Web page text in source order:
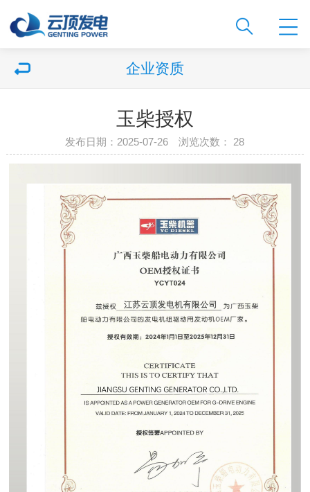
企业资质
玉柴授权
发布日期：2025-07-26 浏览次数： 28